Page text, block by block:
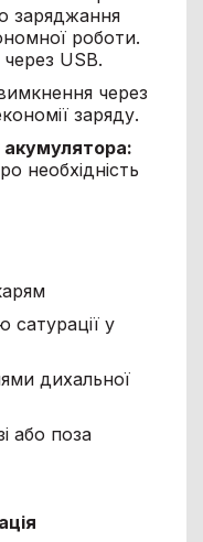
заряджання
роботи.
USB.
через
заряду.
акумулятора:
необхідність
у
дихальної
або поза